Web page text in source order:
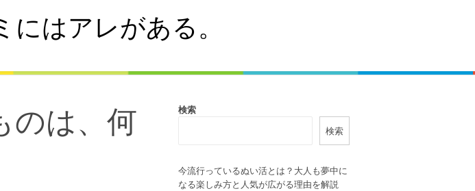
はアレがある。
のは、何
検索
検索
今流行っているぬい活とは？大人も夢中に
なる楽しみ方と人気が広がる理由を解説